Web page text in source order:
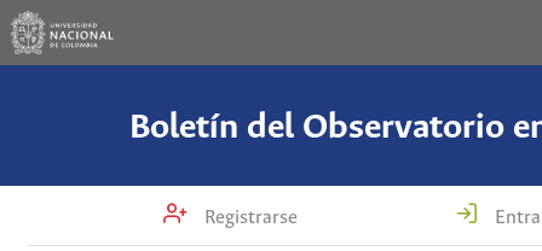
Boletín del Observatorio
Registrarse